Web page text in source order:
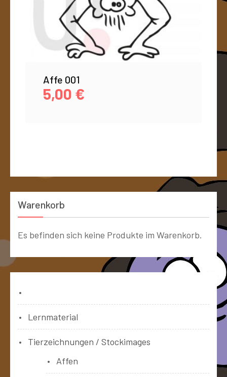
Affe 001
5,00 €
Warenkorb
Es befinden sich keine Produkte im Warenkorb.
Lernmaterial
Tierzeichnungen / Stockimages
Affen